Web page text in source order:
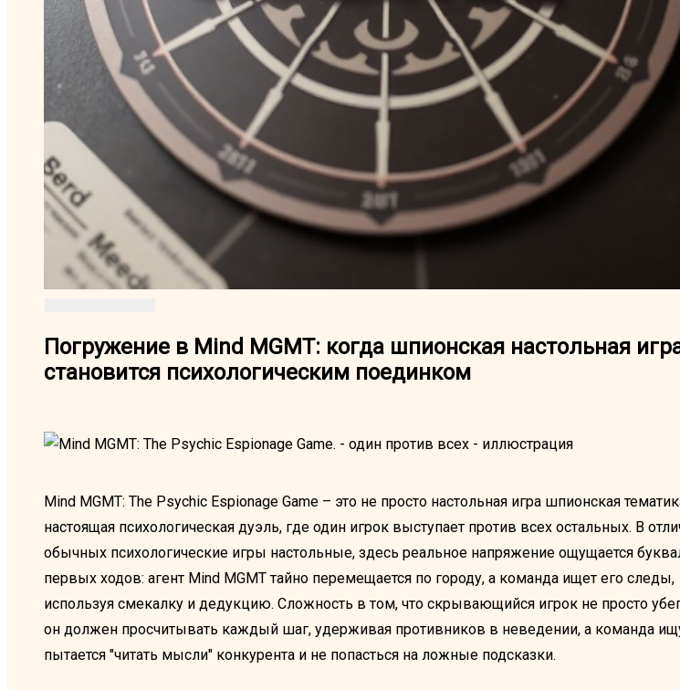
Погружение в Mind MGMT: когда шпионская настольная
становится психологическим поединком
Mind MGMT: The Psychic Espionage Game – это не просто настольная игра шпионская
настоящая психологическая дуэль, где один игрок выступает против всех остальных. В
обычных психологические игры настольные, здесь реальное напряжение ощущается
первых ходов: агент Mind MGMT тайно перемещается по городу, а команда ищет его следы,
используя смекалку и дедукцию. Сложность в том, что скрывающийся игрок не просто
он должен просчитывать каждый шаг, удерживая противников в неведении, а команда
пытается "читать мысли" конкурента и не попасться на ложные подсказки.